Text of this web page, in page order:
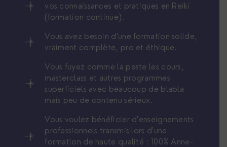
vos connaissances et pratiques en Reiki
(formation continue).
Vous avez besoin d'une formation solide,
vraiment complète, pro et éthique.
Vous fuyez comme la peste les cours,
masterclass et autres programmes
superficiels avec beaucoup de blabla
mais peu de contenu sérieux.
Vous voulez bénéficier d'enseignements
professionnels transmis lors d'une
formation de haute qualité : 100% Anne-